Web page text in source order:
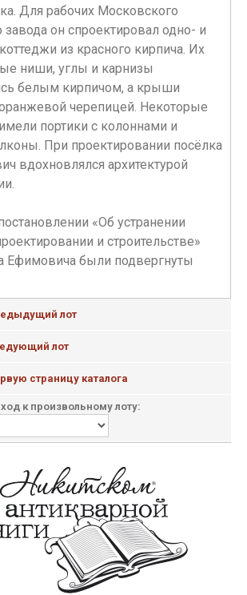
Для рабочих Московского
завода он спроектировал одно- и
из красного кирпича. Их
ниши, углы и карнизы
белым кирпичом, а крыши
черепицей. Некоторые
портики с колоннами и
При проектировании посёлка
вдохновлялся архитектурой
«Об устранении
и строительстве»
Ефимовича были подвергнуты
лот
лот
страницу каталога
к произвольному лоту: